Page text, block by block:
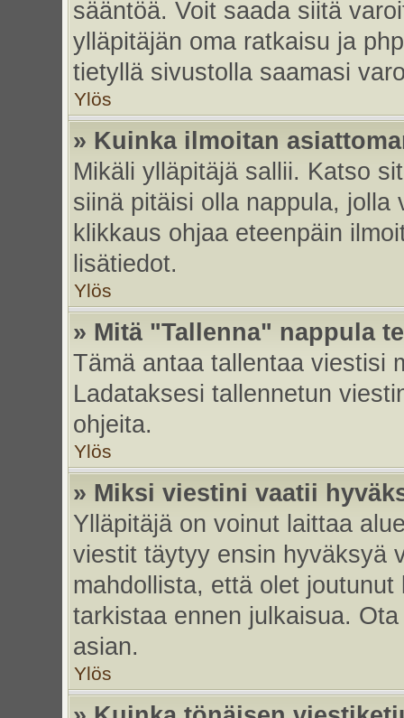
sääntöä. Voit saada siitä
ylläpitäjän oma ratkaisu ja
tietyllä sivustolla saamasi
Ylös
» Kuinka ilmoitan
Mikäli ylläpitäjä sallii. Katso
siinä pitäisi olla nappula, jolla
klikkaus ohjaa eteenpäin
lisätiedot.
Ylös
» Mitä "Tallenna" nappula
Tämä antaa tallentaa viestisi
Ladataksesi tallennetun
ohjeita.
Ylös
» Miksi viestini vaatii
Ylläpitäjä on voinut laittaa
viestit täytyy ensin hyväksyä
mahdollista, että olet
tarkistaa ennen julkaisua.
asian.
Ylös